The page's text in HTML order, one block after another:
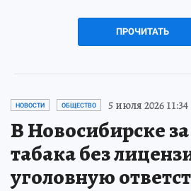
ПРОЧИТАТЬ
НОВОСТИ ОБЩЕСТВО 5 июля 2026 11:34
В Новосибирске
табака без
уголовную